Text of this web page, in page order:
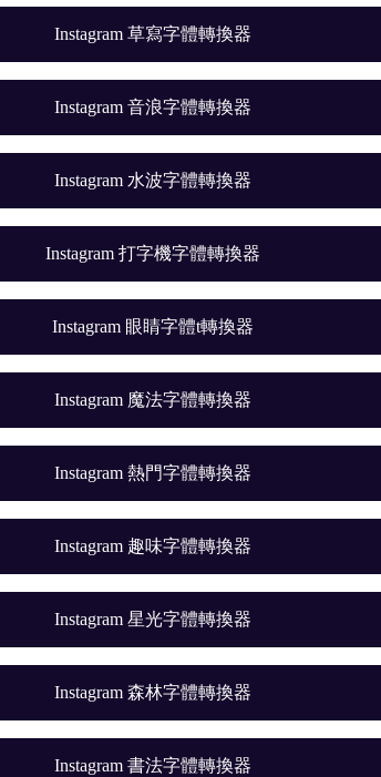
Instagram 草寫字體轉換器
Instagram 音浪字體轉換器
Instagram 水波字體轉換器
Instagram 打字機字體轉換器
Instagram 眼睛字體t轉換器
Instagram 魔法字體轉換器
Instagram 熱門字體轉換器
Instagram 趣味字體轉換器
Instagram 星光字體轉換器
Instagram 森林字體轉換器
Instagram 書法字體轉換器